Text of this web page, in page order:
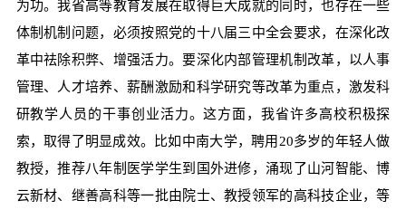
为功。我省高等教育发展在取得巨大成就的同时，也存在一些
体制机制问题，必须按照党的十八届三中全会要求，在深化改
革中祛除积弊、增强活力。要深化内部管理机制改革，以人事
管理、人才培养、薪酬激励和科学研究等改革为重点，激发科
研教学人员的干事创业活力。这方面，我省许多高校积极探
索，取得了明显成效。比如中南大学，聘用20多岁的年轻人做
教授，推荐八年制医学学生到国外进修，涌现了山河智能、博
云新材、继善高科等一批由院士、教授领军的高科技企业，等